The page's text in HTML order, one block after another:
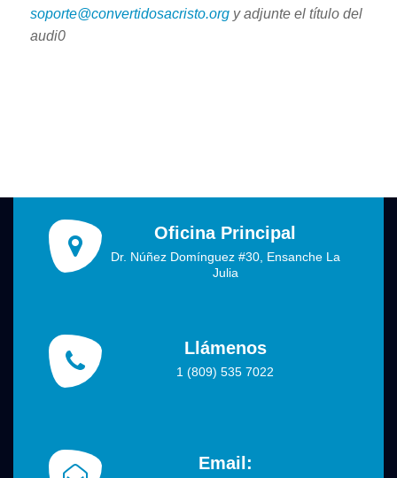
soporte@convertidosacristo.orgy adjunte el título del
audi0
Oficina Principal
Dr. Núñez Domínguez #30, Ensanche La
Julia
Llámenos
1 (809) 535 7022
Email: